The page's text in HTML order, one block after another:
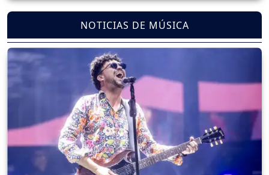
NOTICIAS DE MÚSICA